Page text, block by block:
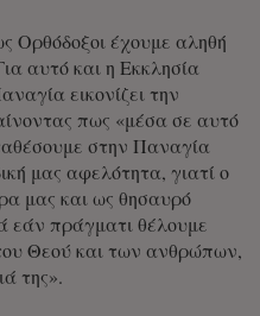
Ορθόδοξοι έχουμε αληθή
αυτό και η Εκκλησία
εικονίζει την
πως «μέσα σε αυτό
στην Παναγία
μας αφελότητα, γιατί ο
μας και ως θησαυρό
εάν πράγματι θέλουμε
Θεού και των ανθρώπων,
της».